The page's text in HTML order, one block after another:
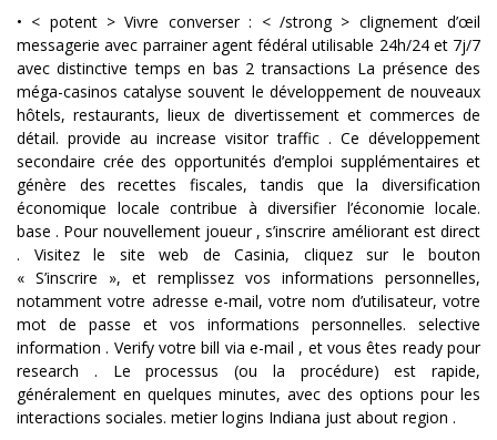
• < potent > Vivre converser : < /strong > clignement d’œil
messagerie avec parrainer agent fédéral utilisable 24h/24 et 7j/7
avec distinctive temps en bas 2 transactions La présence des
méga-casinos catalyse souvent le développement de nouveaux
hôtels, restaurants, lieux de divertissement et commerces de
détail. provide au increase visitor traffic . Ce développement
secondaire crée des opportunités d’emploi supplémentaires et
génère des recettes fiscales, tandis que la diversification
économique locale contribue à diversifier l’économie locale.
base . Pour nouvellement joueur , s’inscrire améliorant est direct
. Visitez le site web de Casinia, cliquez sur le bouton
« S’inscrire », et remplissez vos informations personnelles,
notamment votre adresse e-mail, votre nom d’utilisateur, votre
mot de passe et vos informations personnelles. selective
information . Verify votre bill via e-mail , et vous êtes ready pour
research . Le processus (ou la procédure) est rapide,
généralement en quelques minutes, avec des options pour les
interactions sociales. metier logins Indiana just about region .